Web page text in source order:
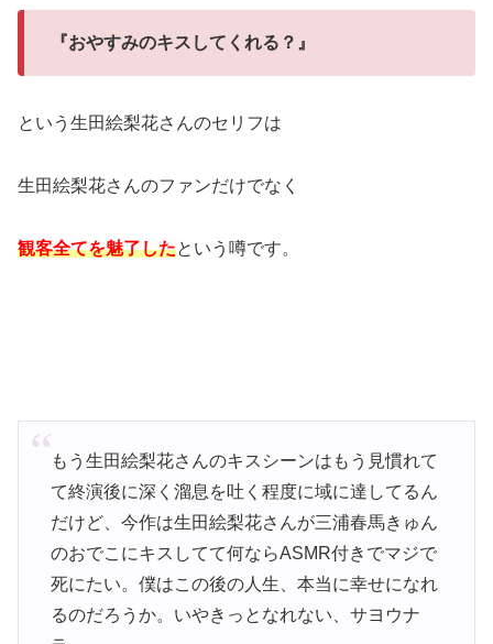
『おやすみのキスしてくれる？』
という生田絵梨花さんのセリフは
生田絵梨花さんのファンだけでなく
観客全てを魅了したという噂です。
もう生田絵梨花さんのキスシーンはもう見慣れて
て終演後に深く溜息を吐く程度に域に達してるん
だけど、今作は生田絵梨花さんが三浦春馬きゅん
のおでこにキスしてて何ならASMR付きでマジで
死にたい。僕はこの後の人生、本当に幸せになれ
るのだろうか。いやきっとなれない、サヨウナ